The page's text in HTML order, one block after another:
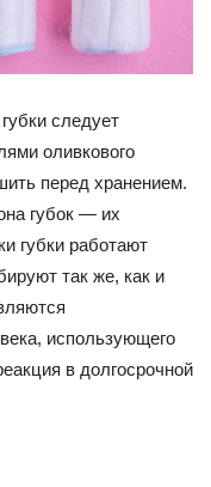
следует
оливкового
перед хранением.
губок — их
губки работают
так же, как и
использующего
в долгосрочной